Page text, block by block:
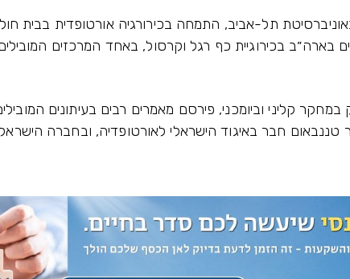
תל-אביב, התמחה בכירורגיה אורטופדית בבית
בכירוגיית כף רגל וקרסול, באחד המרכזים
קליני וביומכני, פירסם מאמרים רבים בעיתונים
טננבאום חבר באיגוד הישראלי לאורטופדיה, ובחברה